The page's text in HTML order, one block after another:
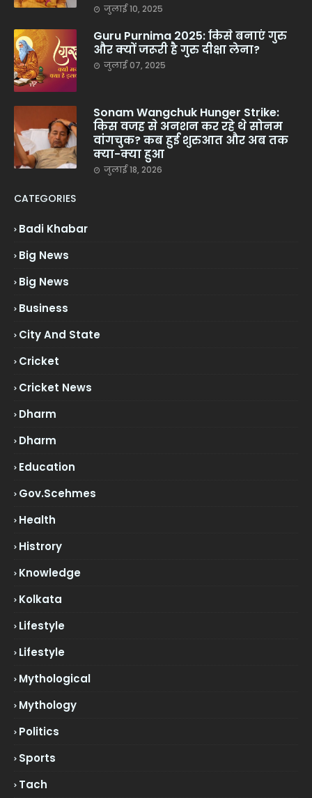
जुलाई 10, 2025
Guru Purnima 2025: किसे बनाएं गुरु
और क्यों जरूरी है गुरु दीक्षा लेना?
जुलाई 07, 2025
Sonam Wangchuk Hunger Strike:
किस वजह से अनशन कर रहे थे सोनम
वांगचुक? कब हुई शुरुआत और अब तक
क्या-क्या हुआ
जुलाई 18, 2026
CATEGORIES
Badi Khabar
Big News
Big News
Business
City And State
Cricket
Cricket News
Dharm
Dharm
Education
Gov.scehmes
Health
Histrory
Knowledge
Kolkata
Lifestyle
Lifestyle
Mythological
Mythology
Politics
Sports
Tach